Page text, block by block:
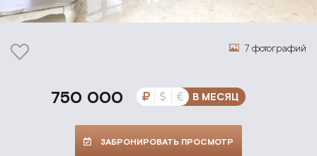
7 фотографий
750 000 В МЕСЯЦ
ЗАБРОНИРОВАТЬ ПРОСМОТР